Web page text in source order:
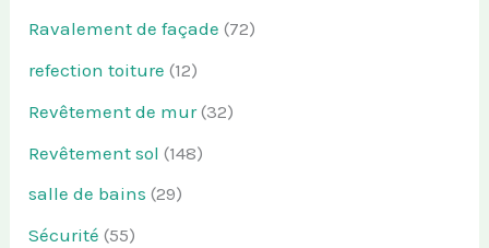
Ravalement de façade (72)
refection toiture (12)
Revêtement de mur(32)
Revêtement sol (148)
salle de bains (29)
Sécurité (55)